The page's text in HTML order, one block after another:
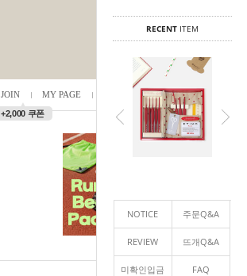
RECENTITEM
NOTICE 주문Q&A
REVIEW 뜨개Q&A
미확인입금 FAQ
JOIN
▲
+2,000 쿠폰
MY PAGE / 0